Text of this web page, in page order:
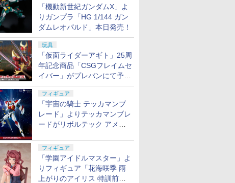
「機動新世紀ガンダムX」よ
りガンプラ「HG 1/144 ガン
ダムレオパルド」本日発売！
玩具
「仮面ライダーアギト」25周
年記念商品「CSGフレイムセ
イバー」がプレバンにて予約
開始
フィギュア
「宇宙の騎士 テッカマンブ
レード」よりテッカマンブレ
ードがリボルテック アメイ
定
フィギュア
「学園アイドルマスター」よ
りフィギュア「花海咲季 雨
上がりのアイリス 特訓前